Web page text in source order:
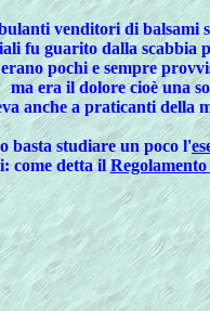
venditori dibalsami
fu guarito dalla scabbia
pochi e sempre
ma era ildolorecioè una
anche a praticantidella
basta studiare un poco l'
come detta il